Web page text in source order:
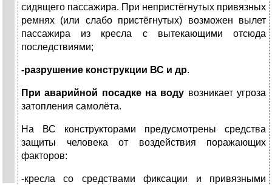
сидящего пассажира. При непристёгнутых привязных
ремнях (или слабо пристёгнутых) возможен вылет
пассажира из кресла с вытекающими отсюда
последствиями;
-разрушение конструкции ВС и др.
При аварийной посадке на воду возникает угроза
затопления самолёта.
На ВС конструкторами предусмотрены средства
защиты человека от воздействия поражающих
факторов:
-кресла со средствами фиксации и привязными